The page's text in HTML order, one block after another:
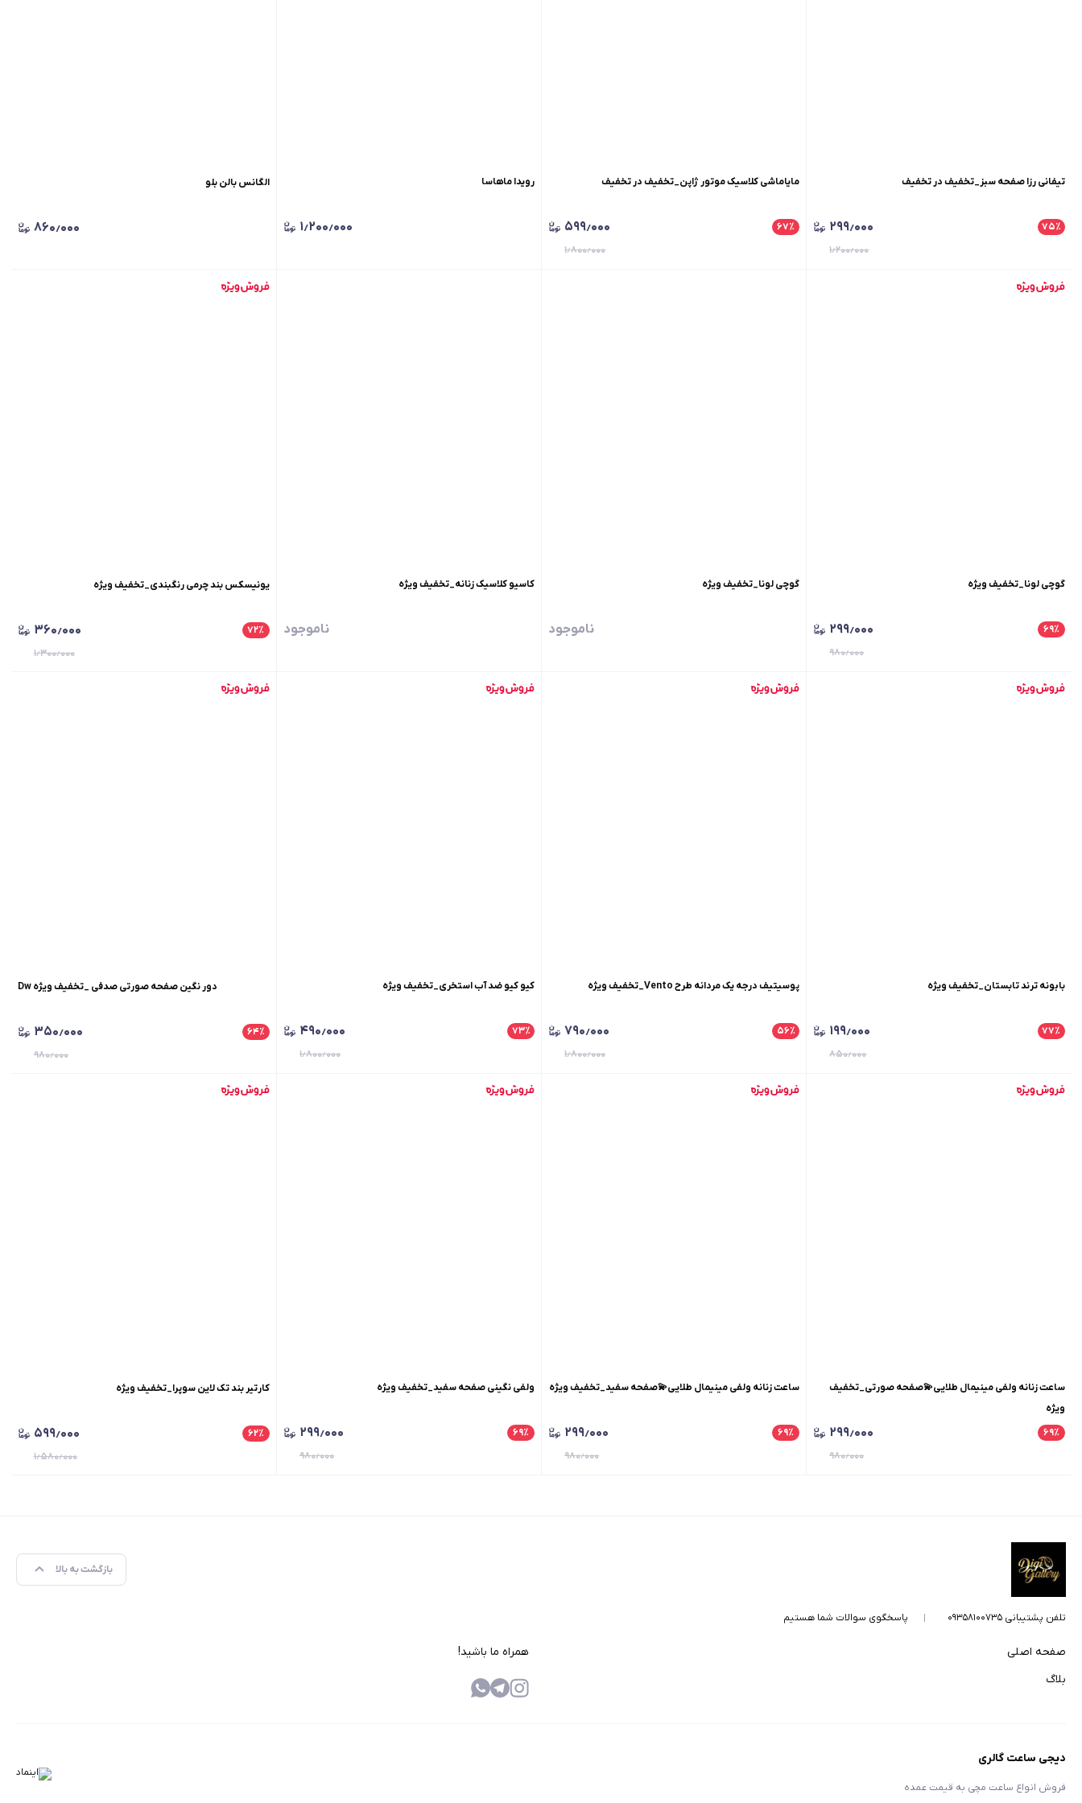
تیفانی رزا صفحه سبز_تخفیف در تخفیف
۷۵٪ ۲۹۹٫۰۰۰
۱٫۲۰۰٫۰۰۰
مایاماشی کلاسیک موتور ژاپن_تخفیف در تخفیف
۶۷٪ ۵۹۹٫۰۰۰
۱٫۸۰۰٫۰۰۰
رویدا ماهاسا
۱٫۲۰۰٫۰۰۰
الگانس بالن بلو
۸۶۰٫۰۰۰
گوچی لونا_تخفیف ویژه
۶۹٪ ۲۹۹٫۰۰۰
۹۸۰٫۰۰۰
گوچی لونا_تخفیف ویژه
ناموجود
کاسیو کلاسیک زنانه_تخفیف ویژه
ناموجود
یونیسکس بند چرمی رنگبندی_تخفیف ویژه
۷۲٪ ۳۶۰٫۰۰۰
۱٫۳۰۰٫۰۰۰
بابونه ترند تابستان_تخفیف ویژه
۷۷٪ ۱۹۹٫۰۰۰
۸۵۰٫۰۰۰
پوسیتیف درجه یک مردانه طرح Vento_تخفیف ویژه
۵۶٪ ۷۹۰٫۰۰۰
۱٫۸۰۰٫۰۰۰
کیو کیو ضد آب استخری_تخفیف ویژه
۷۳٪ ۴۹۰٫۰۰۰
۱٫۸۰۰٫۰۰۰
Dw دور نگین صفحه صورتی صدفی _تخفیف ویژه
۶۴٪ ۳۵۰٫۰۰۰
۹۸۰٫۰۰۰
ساعت زنانه ولفی مینیمال طلایی💫صفحه صورتی_تخفیف
ویژه
۶۹٪ ۲۹۹٫۰۰۰
۹۸۰٫۰۰۰
ساعت زنانه ولفی مینیمال طلایی💫صفحه سفید_تخفیف ویژه
۶۹٪ ۲۹۹٫۰۰۰
۹۸۰٫۰۰۰
ولفی نگینی صفحه سفید_تخفیف ویژه
۶۹٪ ۲۹۹٫۰۰۰
۹۸۰٫۰۰۰
کارتیر بند تک لاین سوپرا_تخفیف ویژه
۶۲٪ ۵۹۹٫۰۰۰
۱٫۵۸۰٫۰۰۰
بازگشت به بالا
تلفن پشتیبانی ۰۹۳۵۸۱۰۰۷۳۵ پاسخگوی سوالات شما هستیم
صفحه اصلی
بلاگ
همراه ما باشید!
دیجی ساعت گالری
فروش انواع ساعت مچی به قیمت عمده